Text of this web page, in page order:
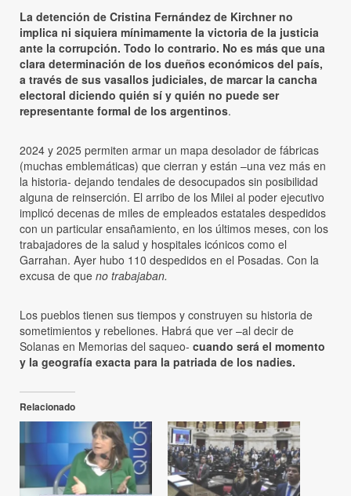
La detención de Cristina Fernández de Kirchner no
implica ni siquiera mínimamente la victoria de la justicia
ante la corrupción. Todo lo contrario. No es más que una
clara determinación de los dueños económicos del país,
a través de sus vasallos judiciales, de marcar la cancha
electoral diciendo quién sí y quién no puede ser
representante formal de los argentinos.
2024 y 2025 permiten armar un mapa desolador de fábricas
(muchas emblemáticas) que cierran y están –una vez más en
la historia- dejando tendales de desocupados sin posibilidad
alguna de reinserción. El arribo de los Milei al poder ejecutivo
implicó decenas de miles de empleados estatales despedidos
con un particular ensañamiento, en los últimos meses, con los
trabajadores de la salud y hospitales icónicos como el
Garrahan. Ayer hubo 110 despedidos en el Posadas. Con la
excusa de que no trabajaban.
Los pueblos tienen sus tiempos y construyen su historia de
sometimientos y rebeliones. Habrá que ver –al decir de
Solanas en Memorias del saqueo- cuando será el momento
y la geografía exacta para la patriada de los nadies.
Relacionado